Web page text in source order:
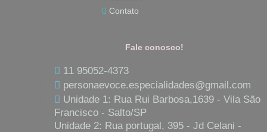
o
k
g
r
a
m
p
p
Contato
Fale conosco!
11 95052-4373
personaevoce.especialidades@gmail.com
Unidade 1: Rua Rui Barbosa,1639 - Vila São
Francisco - Salto/SP
Unidade 2: Rua portugal, 395 - Jd Celani -